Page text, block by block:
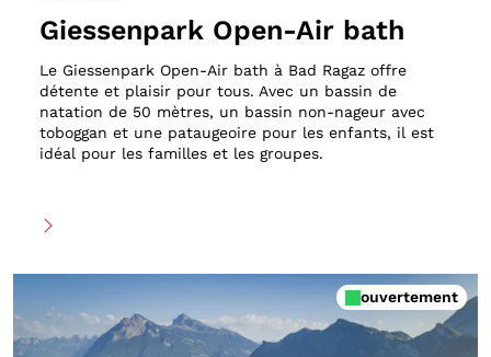
Giessenpark Open-Air bath
Le Giessenpark Open-Air bath à Bad Ragaz offre
détente et plaisir pour tous. Avec un bassin de
natation de 50 mètres, un bassin non-nageur avec
toboggan et une pataugeoire pour les enfants, il est
idéal pour les familles et les groupes.
ouvertement